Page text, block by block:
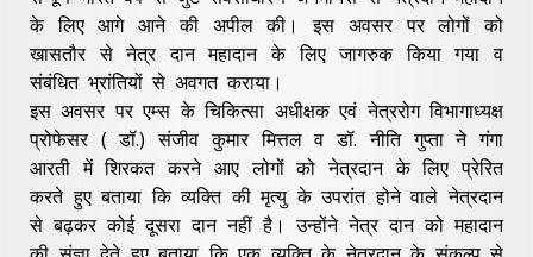
के लिए आगे आने की अपील की। इस अवसर पर लोगों को
खासतौर से नेत्र दान महादान के लिए जागरुक किया गया व
संबंधित भ्रांतियों से अवगत कराया।
इस अवसर पर एम्स के चिकित्सा अधीक्षक एवं नेत्ररोग विभागाध्यक्ष
प्रोफेसर ( डॉ.) संजीव कुमार मित्तल व डॉ. नीति गुप्ता ने गंगा
आरती में शिरकत करने आए लोगों को नेत्रदान के लिए प्रेरित
करते हुए बताया कि व्यक्ति की मृत्यु के उपरांत होने वाले नेत्रदान
से बढ़कर कोई दूसरा दान नहीं है। उन्होंने नेत्र दान को महादान